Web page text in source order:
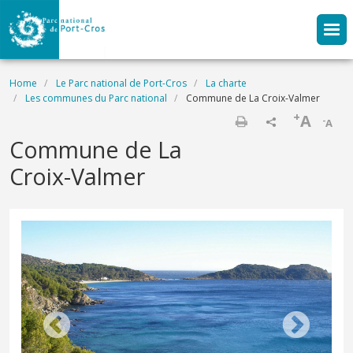
Skip to main content
Breadcrumb
Home Le Parc national de Port-Cros
La charte
Les communes du Parc national
Commune de La Croix-Valmer
-A
+A
Commune de La
Croix-Valmer